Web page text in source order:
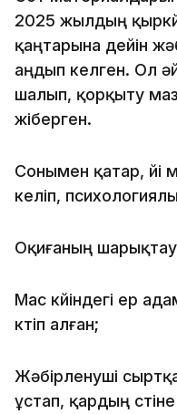
2025 жылдың
қаңтарына дейін
аңдып келген. Ол
шалып, қорқыту
жіберген.
Сонымен қатар,
келіп,
Оқиғаның
Мас күйіндегі ер
күтіп алған;
Жәбірленуші
ұстап, қардың